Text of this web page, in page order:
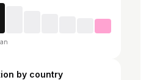
by country